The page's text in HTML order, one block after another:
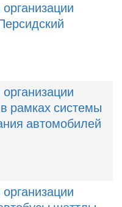
рамках системы
автомобилей